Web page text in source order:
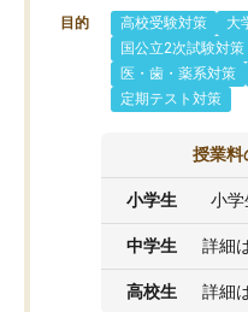
目的 高校受験対策
大
国公立2次試験対策
医・歯・薬系対策
定期テスト対策
授業料
小学生 小学
中学生 詳細
高校生 詳細